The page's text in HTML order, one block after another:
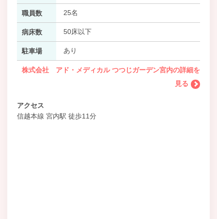
職員数 25名
病床数 50床以下
駐車場 あり
株式会社 アド・メディカル つつじガーデン宮内の詳細を
見る
アクセス
信越本線 宮内駅 徒歩11分